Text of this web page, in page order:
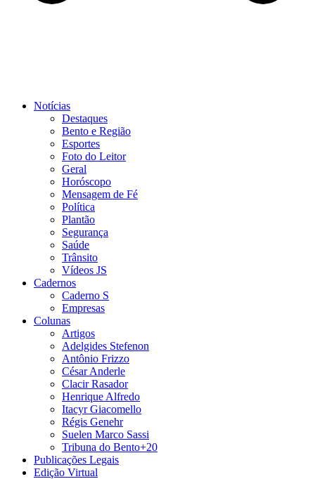
Notícias
Destaques
Bento e Região
Esportes
Foto do Leitor
Geral
Horóscopo
Mensagem de Fé
Política
Plantão
Segurança
Saúde
Trânsito
Vídeos JS
Cadernos
Caderno S
Empresas
Colunas
Artigos
Adelgides Stefenon
Antônio Frizzo
César Anderle
Clacir Rasador
Henrique Alfredo
Itacyr Giacomello
Régis Genehr
Suelen Marco Sassi
Tribuna do Bento+20
Publicações Legais
Edição Virtual